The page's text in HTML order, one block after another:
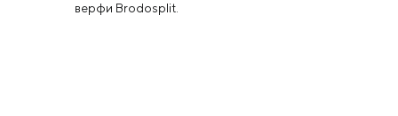
верфи Brodosplit.